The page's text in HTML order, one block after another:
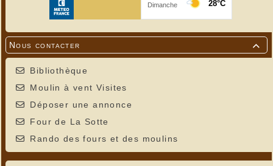

Nous contacter
Bibliothèque
Moulin à vent Visites
Déposer une annonce
Four de La Sotte
Rando des fours et des moulins